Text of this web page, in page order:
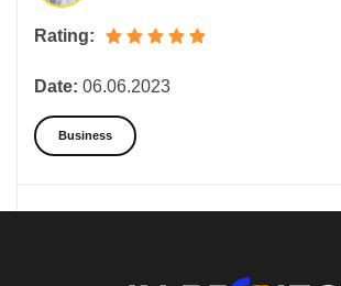
Rating:
Date: 06.06.2023
Business